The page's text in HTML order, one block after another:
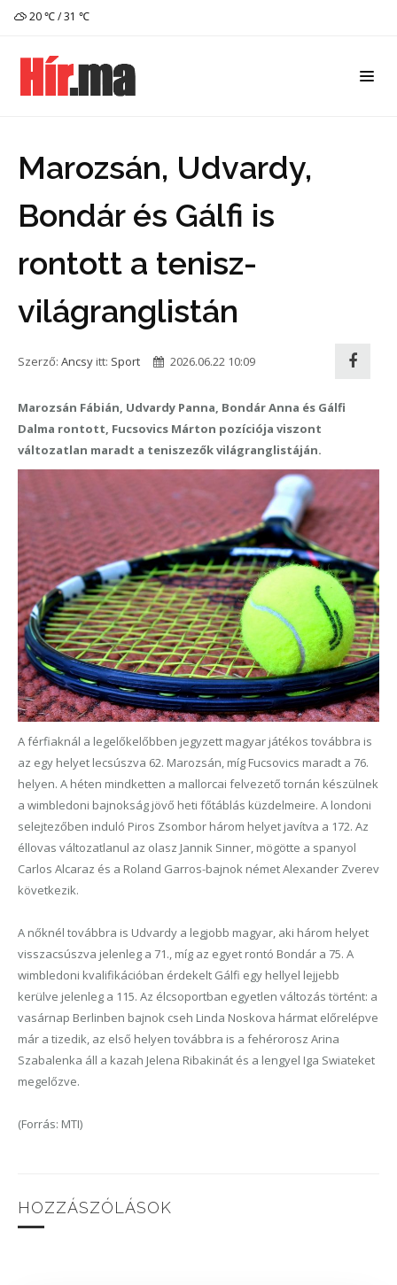
20 ℃ / 31 ℃
Marozsán, Udvardy,
Bondár és Gálfi is
rontott a tenisz-
világranglistán
Szerző: Ancsy itt: Sport 2026.06.22 10:09
Marozsán Fábián, Udvardy Panna, Bondár Anna és Gálfi
Dalma rontott, Fucsovics Márton pozíciója viszont
változatlan maradt a teniszezők világranglistáján.
A férfiaknál a legelőkelőbben jegyzett magyar játékos továbbra is
az egy helyet lecsúszva 62. Marozsán, míg Fucsovics maradt a 76.
helyen. A héten mindketten a mallorcai felvezető tornán készülnek
a wimbledoni bajnokság jövő heti főtáblás küzdelmeire. A londoni
selejtezőben induló Piros Zsombor három helyet javítva a 172. Az
éllovas változatlanul az olasz Jannik Sinner, mögötte a spanyol
Carlos Alcaraz és a Roland Garros-bajnok német Alexander Zverev
következik.
A nőknél továbbra is Udvardy a legjobb magyar, aki három helyet
visszacsúszva jelenleg a 71., míg az egyet rontó Bondár a 75. A
wimbledoni kvalifikációban érdekelt Gálfi egy hellyel lejjebb
kerülve jelenleg a 115. Az élcsoportban egyetlen változás történt: a
vasárnap Berlinben bajnok cseh Linda Noskova hármat előrelépve
már a tizedik, az első helyen továbbra is a fehérorosz Arina
Szabalenka áll a kazah Jelena Ribakinát és a lengyel Iga Swiateket
megelőzve.
(Forrás: MTI)
HOZZÁSZÓLÁSOK